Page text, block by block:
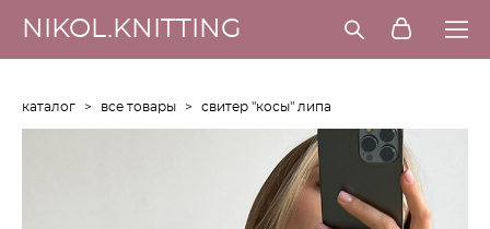
NIKOL.KNITTING
каталог > все товары > свитер "косы" липа